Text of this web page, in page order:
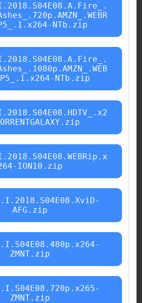
NTb.zip
NTb.zip
ION10.zip
AFG.zip
ZMNT.zip
ZMNT.zip